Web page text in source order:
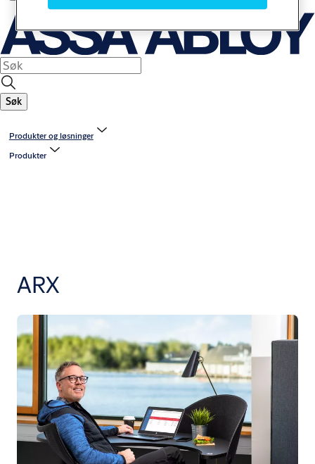
Søk
Produkter og løsninger
Produkter
ARX